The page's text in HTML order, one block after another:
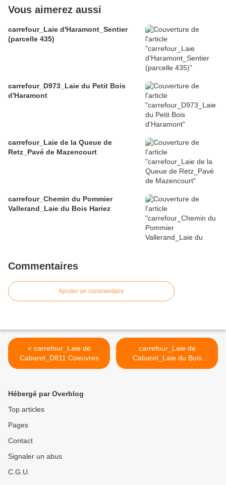
Vous aimerez aussi
carrefour_Laie d'Haramont_Sentier
(parcelle 435)
carrefour_D973_Laie du Petit Bois
d'Haramont
carrefour_Laie de la Queue de
Retz_Pavé de Mazencourt
carrefour_Chemin du Pommier
Vallerand_Laie du Bois Hariez
Commentaires
Ajouter un commentaire
< carrefour_Laie de
Cabaret_D811 Coeuvres
carrefour_Laie de
Cabaret_Laie du Bois
Hariez >
Hébergé par Overblog
Top articles
Pages
Contact
Signaler un abus
C.G.U.